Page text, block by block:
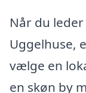
Når du
Uggelhuse,
vælge en
en skøn by